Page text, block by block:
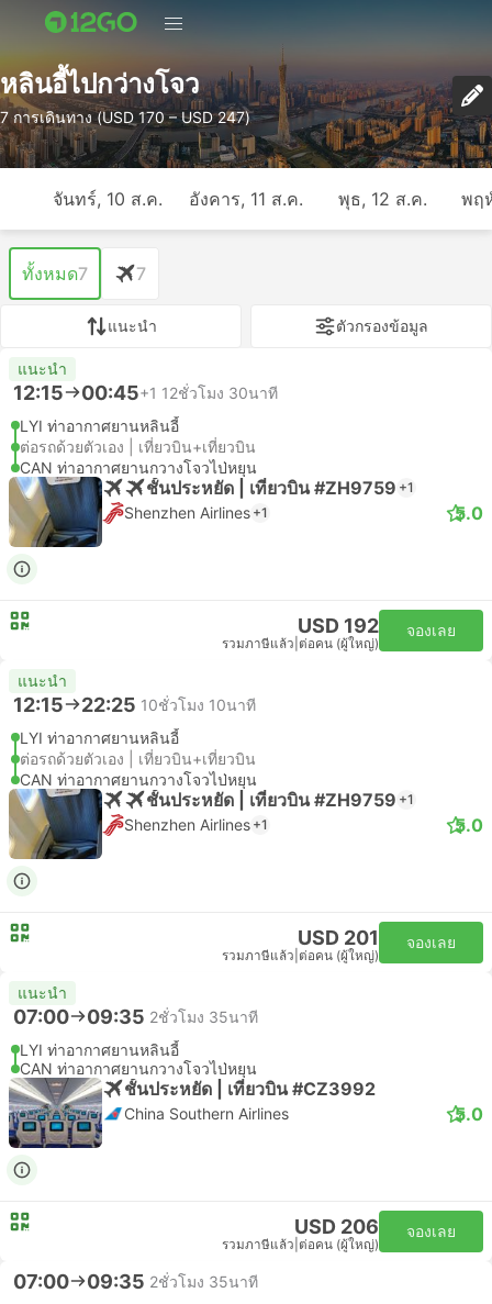
หลินอี้ไปกว่างโจว
7 การเดินทาง (USD 170 – USD 247)
จันทร์, 10 ส.ค. อังคาร, 11 ส.ค. พุธ, 12 ส.ค. พฤ
ทั้งหมด7 7
แนะนำ ตัวกรองข้อมูล
แนะนำ
12:15 00:45+1 12ชั่วโมง 30นาที
LYI ท่าอากาศยานหลินอี้
ต่อรถด้วยตัวเอง | เที่ยวบิน+เที่ยวบิน
CAN ท่าอากาศยานกวางโจวไป่หยุน
ชั้นประหยัด | เที่ยวบิน #ZH9759 +1
Shenzhen Airlines +1 5.0
USD 192
รวมภาษีแล้ว ต่อคน (ผู้ใหญ่)
จองเลย
แนะนำ
12:15 22:25 10ชั่วโมง 10นาที
LYI ท่าอากาศยานหลินอี้
ต่อรถด้วยตัวเอง | เที่ยวบิน+เที่ยวบิน
CAN ท่าอากาศยานกวางโจวไป่หยุน
ชั้นประหยัด | เที่ยวบิน #ZH9759 +1
Shenzhen Airlines +1 5.0
USD 201
รวมภาษีแล้ว ต่อคน (ผู้ใหญ่)
จองเลย
แนะนำ
07:00 09:35 2ชั่วโมง 35นาที
LYI ท่าอากาศยานหลินอี้
CAN ท่าอากาศยานกวางโจวไป่หยุน
ชั้นประหยัด | เที่ยวบิน #CZ3992
China Southern Airlines 5.0
USD 206
รวมภาษีแล้ว ต่อคน (ผู้ใหญ่)
จองเลย
07:00 09:35 2ชั่วโมง 35นาที